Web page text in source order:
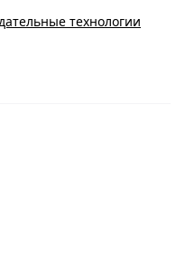
технологии